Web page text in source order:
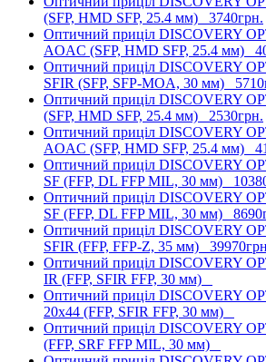
(SFP, HMD SFP, 25.4 мм) 3740грн.
Оптичний приціл DISCOVERY
AOAC (SFP, HMD SFP, 25.4 мм)
Оптичний приціл DISCOVERY
SFIR (SFP, SFP-MOA, 30 мм)
Оптичний приціл DISCOVERY
(SFP, HMD SFP, 25.4 мм) 2530грн.
Оптичний приціл DISCOVERY
AOAC (SFP, HMD SFP, 25.4 мм)
Оптичний приціл DISCOVERY
SF (FFP, DL FFP MIL, 30 мм)
Оптичний приціл DISCOVERY
SF (FFP, DL FFP MIL, 30 мм)
Оптичний приціл DISCOVERY
SFIR (FFP, FFP-Z, 35 мм)
Оптичний приціл DISCOVERY
IR (FFP, SFIR FFP, 30 мм)
Оптичний приціл DISCOVERY
20x44 (FFP, SFIR FFP, 30 мм)
Оптичний приціл DISCOVERY
(FFP, SRF FFP MIL, 30 мм)